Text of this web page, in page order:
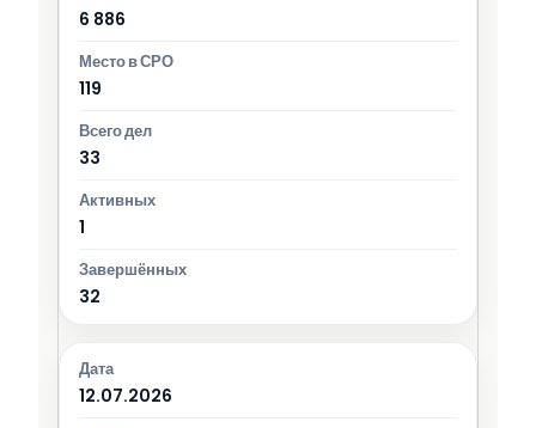
6 886
119
33
1
32
12.07.2026